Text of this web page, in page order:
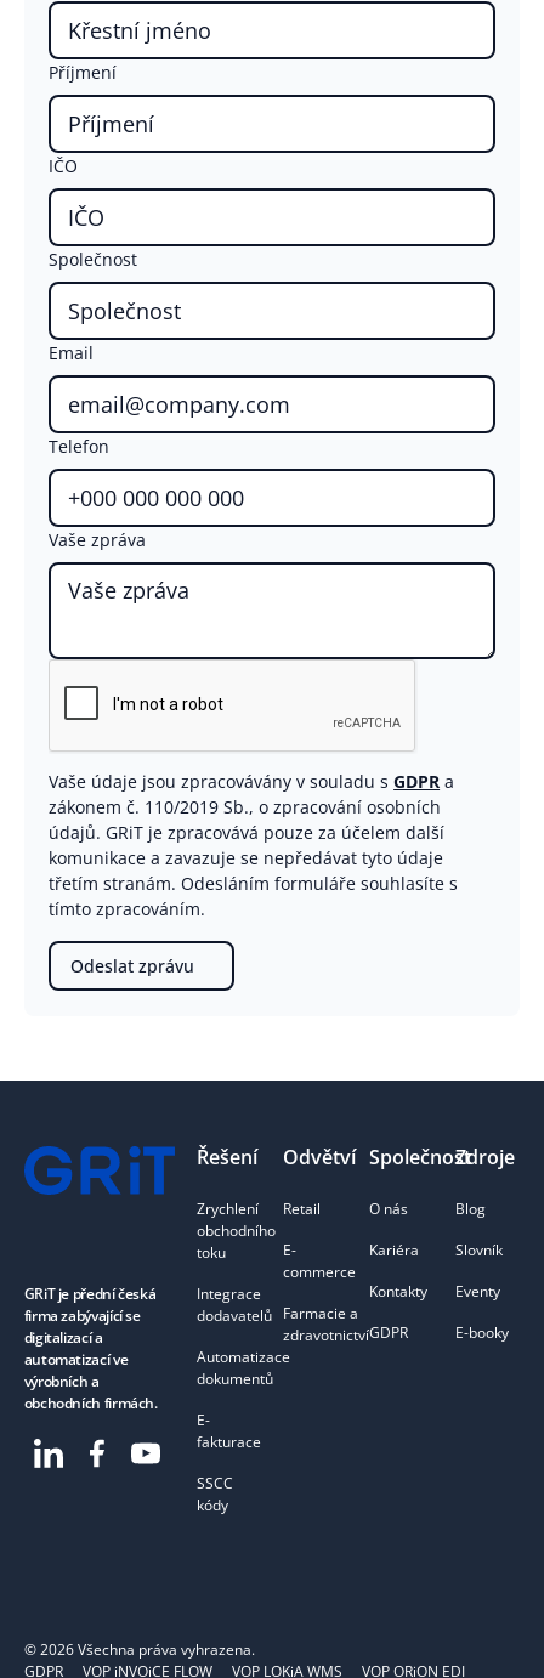
Příjmení
IČO
Společnost
Email
Telefon
Vaše zpráva
Vaše údaje jsou zpracovávány v souladu sGDPR a
zákonem č. 110/2019 Sb., o zpracování osobních
údajů. GRiT je zpracovává pouze za účelem další
komunikace a zavazuje se nepředávat tyto údaje
třetím stranám. Odesláním formuláře souhlasíte s
tímto zpracováním.
Odeslat zprávu
GRiT je přední česká
firma zabývající se
digitalizací a
automatizací ve
výrobních a
obchodních firmách.
Řešení
Zrychlení
obchodního
toku
Integrace
dodavatelů
Automatizace
dokumentů
E-
fakturace
SSCC
kódy
Odvětví
Retail
E-
commerce
Farmacie a
zdravotnictví
Společnost
O nás
Kariéra
Kontakty
GDPR
Zdroje
Blog
Slovník
Eventy
E-booky
©2026Všechna práva vyhrazena.
GDPR
VOP iNVOiCE FLOW VOP LOKiA WMS VOP ORiON EDI